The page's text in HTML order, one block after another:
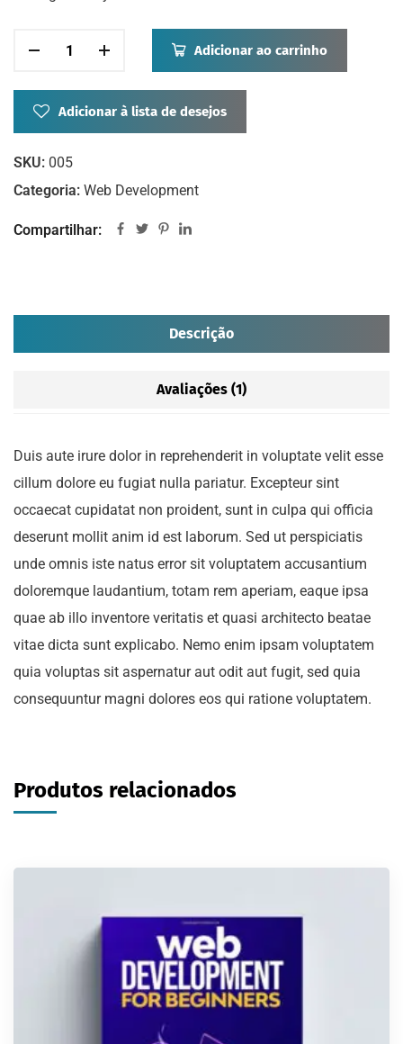
Adicionar ao carrinho
Adicionar à lista de desejos
SKU: 005
Categoria: Web Development
Compartilhar:
Descrição
Avaliações (1)
Duis aute irure dolor in reprehenderit in voluptate velit esse
cillum dolore eu fugiat nulla pariatur. Excepteur sint
occaecat cupidatat non proident, sunt in culpa qui officia
deserunt mollit anim id est laborum. Sed ut perspiciatis
unde omnis iste natus error sit voluptatem accusantium
doloremque laudantium, totam rem aperiam, eaque ipsa
quae ab illo inventore veritatis et quasi architecto beatae
vitae dicta sunt explicabo. Nemo enim ipsam voluptatem
quia voluptas sit aspernatur aut odit aut fugit, sed quia
consequuntur magni dolores eos qui ratione voluptatem.
Produtos relacionados